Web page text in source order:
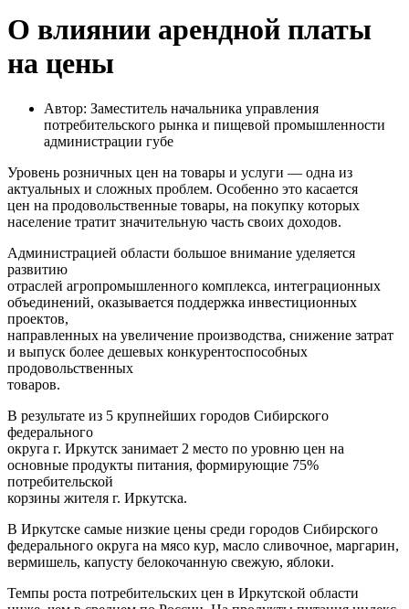
О влиянии арендной платы
на цены
Автор: Заместитель начальника управления
потребительского рынка и пищевой промышленности
администрации губе
Уровень розничных цен на товары и услуги — одна из
актуальных и сложных проблем. Особенно это касается
цен на продовольственные товары, на покупку которых
население тратит значительную часть своих доходов.
Администрацией области большое внимание уделяется
развитию
отраслей агропромышленного комплекса, интеграционных
объединений, оказывается поддержка инвестиционных
проектов,
направленных на увеличение производства, снижение затрат
и выпуск более дешевых конкурентоспособных
продовольственных
товаров.
В результате из 5 крупнейших городов Сибирского
федерального
округа г. Иркутск занимает 2 место по уровню цен на
основные продукты питания, формирующие 75%
потребительской
корзины жителя г. Иркутска.
В Иркутске самые низкие цены среди городов Сибирского
федерального округа на мясо кур, масло сливочное, маргарин,
вермишель, капусту белокочанную свежую, яблоки.
Темпы роста потребительских цен в Иркутской области